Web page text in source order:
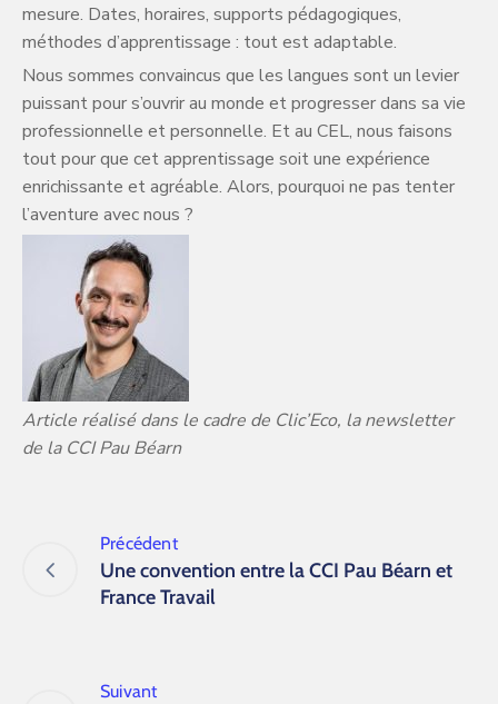
mesure. Dates, horaires, supports pédagogiques,
méthodes d’apprentissage : tout est adaptable.
Nous sommes convaincus que les langues sont un levier
puissant pour s’ouvrir au monde et progresser dans sa vie
professionnelle et personnelle. Et au CEL, nous faisons
tout pour que cet apprentissage soit une expérience
enrichissante et agréable. Alors, pourquoi ne pas tenter
l’aventure avec nous ?
Article réalisé dans le cadre de Clic’Eco, la newsletter
de la CCI Pau Béarn
Précédent
Une convention entre la CCI Pau Béarn et
France Travail
Suivant